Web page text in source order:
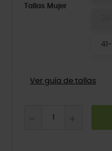
Tallas Mujer
Ver guía de tallas